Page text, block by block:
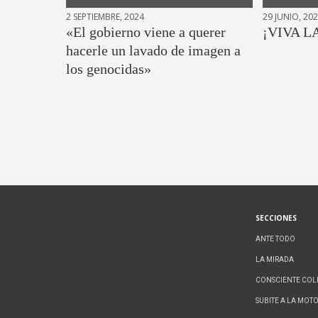
2 SEPTIEMBRE, 2024
«El gobierno viene a querer
hacerle un lavado de imagen a
los genocidas»
29 JUNIO,
¡VIVA
SECCIONES
ANTE TODO
LA MIRADA
CONSCIENTE
SUBITE A LA MOTO